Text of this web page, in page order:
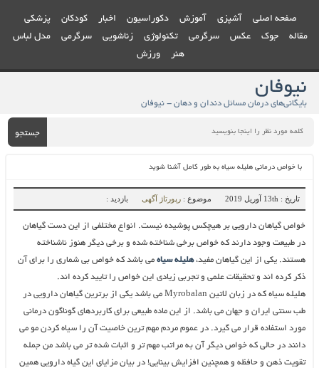
صفحه اصلی آشپزی آموزش دکوراسیون اخبار کودکان
پزشکی
مقاله
جوک عکس سرگرمی تکنولوژی زناشویی سرگرمی
مدل لباس
هنر
ورزش
نیوفان
بایگانی‌های درمان مسائل دندان و دهان - نیوفان
جستجو
با خواص درمانی هلیله سیاه به طور کامل آشنا شوید
تاریخ : 13th آوریل 2019 موضوع : رپورتاژ آگهی بازدید :
خواص گیاهان دارویی بر هیچکس پوشیده نیست. انواع مختلفی از این دست گیاهان
در طبیعت وجود دارند که خواص برخی شناخته شده و برخی دیگر هنوز ناشناخته
هستند. یکی از این گیاهان مفید، هلیله سیاهمی باشد که خواص بی شماری را برای آن
ذکر کرده اند و تحقیقات علمی و تجربی زیادی این خواص را تایید کرده اند.
هلیله سیاه که در زبان لاتین Myrobalanمی باشد یکی از برترین گیاهان دارویی در
طب سنتی ایران و جهان می باشد. از این ماده طبیعی برای کاربردهای گوناگون درمانی
مورد استفاده قرار می گیرد. در عموم مردم مهم ترین خاصیت آن را سیاه کردن مو می
دانند در حالی که خواص دیگر آن به مراتب مهم تر و اثبات شده تر می باشد من جمله
تقویت ذهن و حافظه و همچنین افزایش بینایی! در بیان مزایای این گیاه دارویی همین